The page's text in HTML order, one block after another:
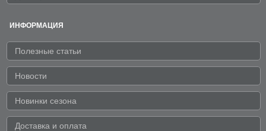
ИНФОРМАЦИЯ
Полезные статьи
Новости
Новинки сезона
Доставка и оплата